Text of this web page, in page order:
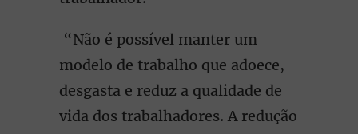
“Não é possível manter um
modelo de trabalho que adoece,
desgasta e reduz a qualidade de
vida dos trabalhadores. A redução